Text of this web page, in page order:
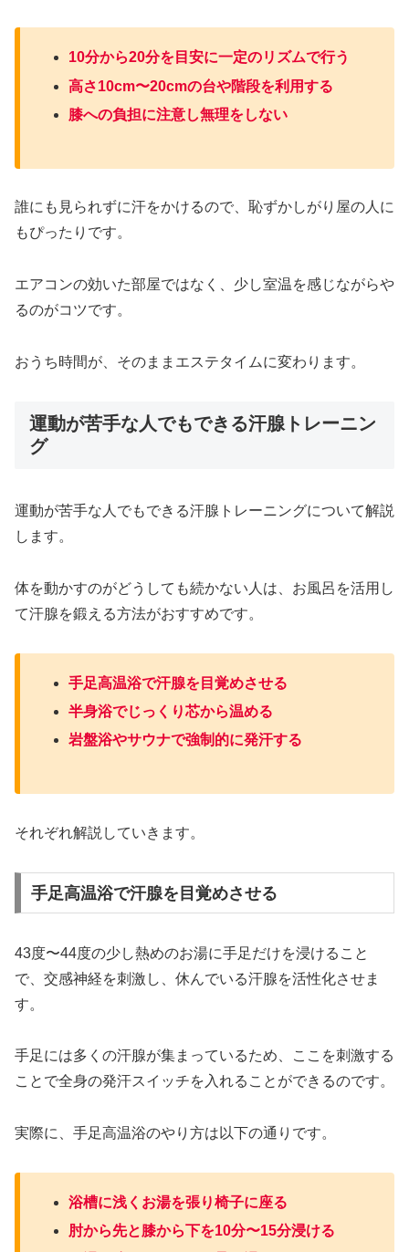
10分から20分を目安に一定のリズムで行う
高さ10cm〜20cmの台や階段を利用する
膝への負担に注意し無理をしない
誰にも見られずに汗をかけるので、恥ずかしがり屋の人に
もぴったりです。
エアコンの効いた部屋ではなく、少し室温を感じながらや
るのがコツです。
おうち時間が、そのままエステタイムに変わります。
運動が苦手な人でもできる汗腺トレーニン
グ
運動が苦手な人でもできる汗腺トレーニングについて解説
します。
体を動かすのがどうしても続かない人は、お風呂を活用し
て汗腺を鍛える方法がおすすめです。
手足高温浴で汗腺を目覚めさせる
半身浴でじっくり芯から温める
岩盤浴やサウナで強制的に発汗する
それぞれ解説していきます。
手足高温浴で汗腺を目覚めさせる
43度〜44度の少し熱めのお湯に手足だけを浸けること
で、交感神経を刺激し、休んでいる汗腺を活性化させま
す。
手足には多くの汗腺が集まっているため、ここを刺激する
ことで全身の発汗スイッチを入れることができるのです。
実際に、手足高温浴のやり方は以下の通りです。
浴槽に浅くお湯を張り椅子に座る
肘から先と膝から下を10分〜15分浸ける